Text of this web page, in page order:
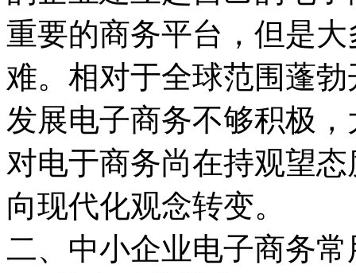
重要的商务平台，但是
难。相对于全球范围蓬
发展电子商务不够积极
对电于商务尚在持观望
向现代化观念转变。
二、中小企业电子商务